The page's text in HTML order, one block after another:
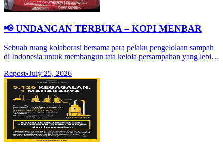
📢 UNDANGAN TERBUKA – KOPI MENBAR
Sebuah ruang kolaborasi bersama para pelaku pengelolaan sampah
di Indonesia untuk membangun tata kelola persampahan yang lebih
Repost•July 25, 2026